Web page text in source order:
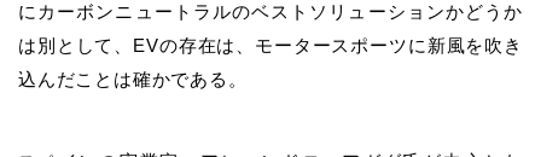
にカーボンニュートラルのベストソリューションかどうか
は別として、EVの存在は、モータースポーツに新風を吹き
込んだことは確かである。